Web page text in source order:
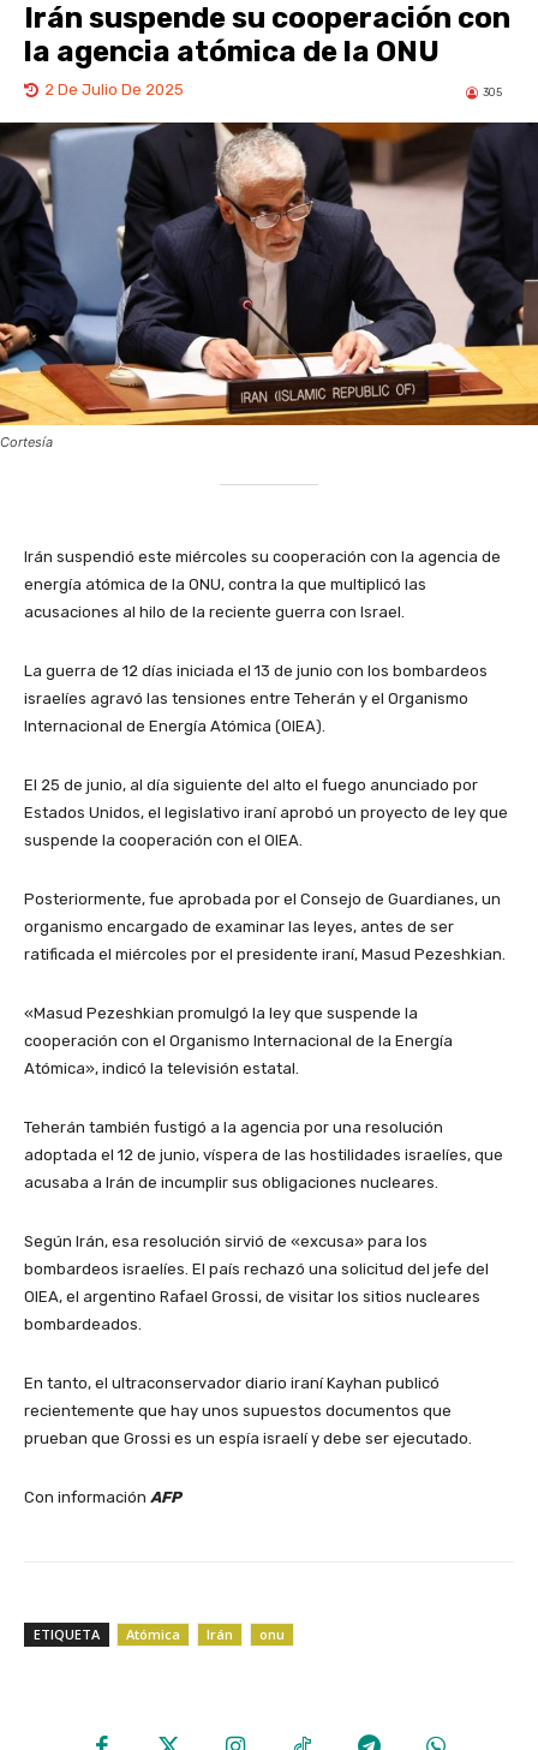
Irán suspende su cooperación con
la agencia atómica de la ONU
2 De Julio De 2025 305
Cortesía
Irán suspendió este miércoles su cooperación con la agencia de
energía atómica de la ONU, contra la que multiplicó las
acusaciones al hilo de la reciente guerra con Israel.
La guerra de 12 días iniciada el 13 de junio con los bombardeos
israelíes agravó las tensiones entre Teherán y el Organismo
Internacional de Energía Atómica (OIEA).
El 25 de junio, al día siguiente del alto el fuego anunciado por
Estados Unidos, el legislativo iraní aprobó un proyecto de ley que
suspende la cooperación con el OIEA.
Posteriormente, fue aprobada por el Consejo de Guardianes, un
organismo encargado de examinar las leyes, antes de ser
ratificada el miércoles por el presidente iraní, Masud Pezeshkian.
«Masud Pezeshkian promulgó la ley que suspende la
cooperación con el Organismo Internacional de la Energía
Atómica», indicó la televisión estatal.
Teherán también fustigó a la agencia por una resolución
adoptada el 12 de junio, víspera de las hostilidades israelíes, que
acusaba a Irán de incumplir sus obligaciones nucleares.
Según Irán, esa resolución sirvió de «excusa» para los
bombardeos israelíes. El país rechazó una solicitud del jefe del
OIEA, el argentino Rafael Grossi, de visitar los sitios nucleares
bombardeados.
En tanto, el ultraconservador diario iraní Kayhan publicó
recientemente que hay unos supuestos documentos que
prueban que Grossi es un espía israelí y debe ser ejecutado.
Con información AFP
ETIQUETA Atómica Irán onu